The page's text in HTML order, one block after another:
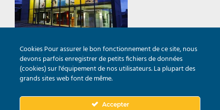
Horaires de la salle d’expo
Lundi au vendredi : 9h00 – 12h00 & 14h00 – 18h00
Samedi : 10h00 – 13h00
Cookies Pour assurer le bon fonctionnement de ce site, nous
devons parfois enregistrer de petits fichiers de données
(cookies) sur l'équipement de nos utilisateurs. La plupart des
grands sites web font de même.
Accepter